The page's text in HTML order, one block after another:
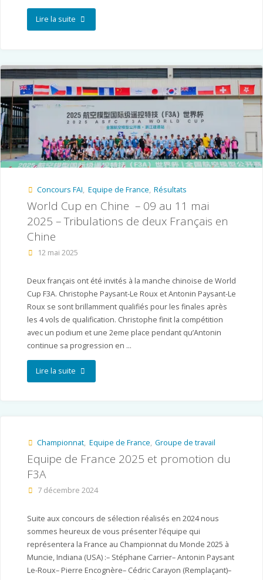
France
Lire la suite"Mise
des
programmes
2027"
Concours FAI, Equipe de France, Résultats
World Cup en Chine – 09 au 11 mai
2025 – Tribulations de deux Français en
Chine
12 mai 2025
Deux français ont été invités à la manche chinoise de World
Cup F3A. Christophe Paysant-Le Roux et Antonin Paysant-Le
Roux se sont brillamment qualifiés pour les finales après
les 4 vols de qualification. Christophe finit la compétition
avec un podium et une 2eme place pendant qu’Antonin
continue sa progression en …
Lire la suite"World
–
11
mai
2025
Championnat, Equipe de France, Groupe de travail
Equipe de France 2025 et promotion du
F3A
7 décembre 2024
Suite aux concours de sélection réalisés en 2024 nous
sommes heureux de vous présenter l’équipe qui
représentera la France au Championnat du Monde 2025 à
Muncie, Indiana (USA) :– Stéphane Carrier– ⁠Antonin Paysant
Le-Roux– ⁠Pierre Encognère– ⁠Cédric Carayon (Remplaçant)–